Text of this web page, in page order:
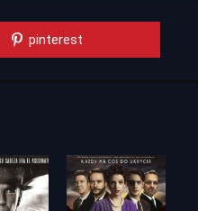
pinterest